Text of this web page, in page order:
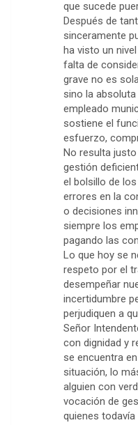
que sucede
Después de
sinceramente
ha visto un
falta de
grave no es
sino la
empleado
sostiene el
esfuerzo,
No resulta
gestión
el bolsillo de
errores en la
o decisiones
siempre los
pagando las
Lo que hoy se
respeto por el
desempeñar
incertidumbre
perjudiquen a
Señor
con dignidad y
se encuentra
situación, lo
alguien con
vocación de
quienes